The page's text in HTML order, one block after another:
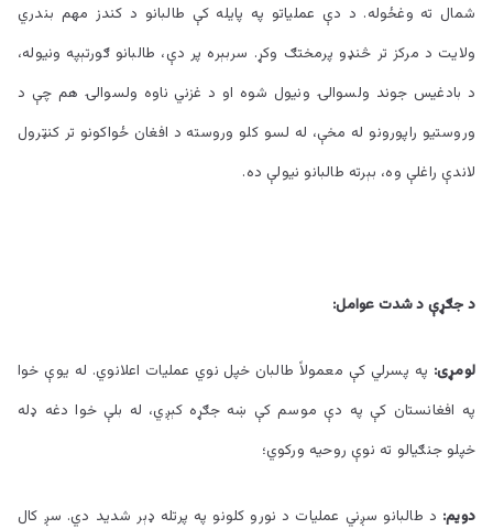
شمال ته وغځوله. د دې عملیاتو په پایله کې طالبانو د کندز مهم بندري
ولایت د مرکز تر څنډو پرمختګ وکړ. سربېره پر دې، طالبانو ګورتېپه ونیوله،
د بادغیس جوند ولسوالۍ ونیول شوه او د غزني ناوه ولسوالۍ هم چې د
وروستيو راپورونو له مخې، له لسو کلو وروسته د افغان ځواکونو تر کنټرول
لاندې راغلې وه، بېرته طالبانو نيولې ده.
د جګړې د شدت عوامل:
لومړی: په پسرلي کې معمولاً طالبان خپل نوي عملیات اعلانوي. له یوې خوا
په افغانستان کې په دې موسم کې ښه جګړه کېږي، له بلې خوا دغه ډله
خپلو جنګیالو ته نوې روحیه ورکوي؛
دویم: د طالبانو سږني عملیات د نورو کلونو په پرتله ډېر شدید دي. سږ کال